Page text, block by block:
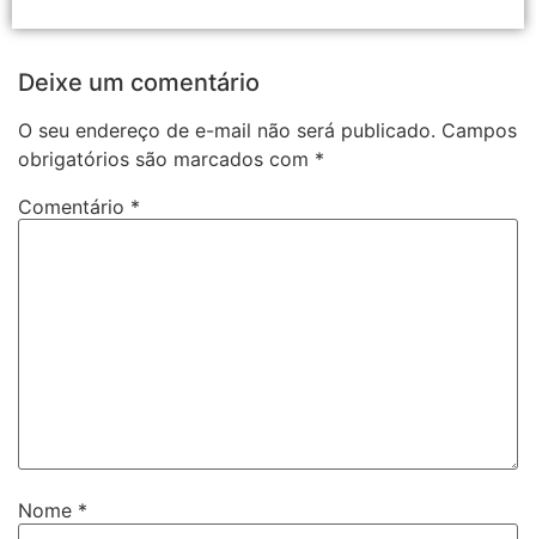
Deixe um comentário
O seu endereço de e-mail não será publicado. Campos
obrigatórios são marcados com *
Comentário *
Nome *